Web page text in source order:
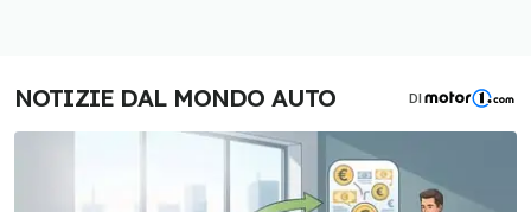
NOTIZIE DAL MONDO AUTO DI